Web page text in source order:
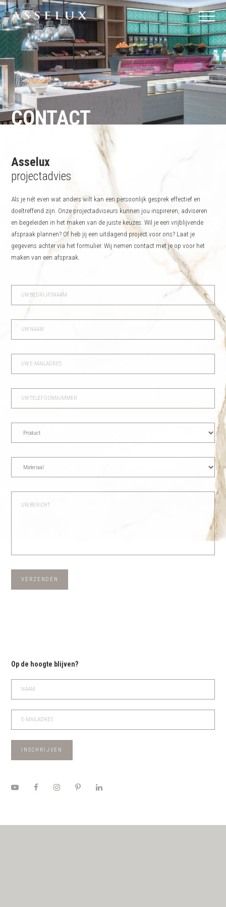
CONTACT
Asselux
projectadvies
Als je nét even wat anders wilt kan een persoonlijk gesprek effectief en
doeltreffend zijn. Onze projectadviseurs kunnen jou inspireren, adviseren
en begeleiden in het maken van de juiste keuzes. Wil je een vrijblijvende
afspraak plannen? Of heb jij een uitdagend project voor ons? Laat je
gegevens achter via het formulier. Wij nemen contact met je op voor het
maken van een afspraak.
VERZENDEN
Op de hoogte blijven?
INSCHRIJVEN